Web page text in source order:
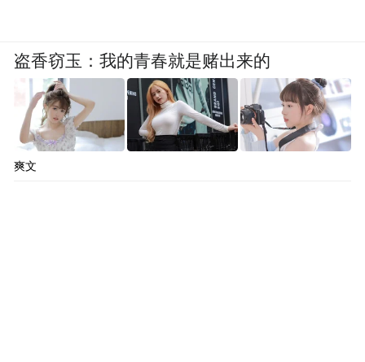
盗香窃玉：我的青春就是赌出来的
爽文